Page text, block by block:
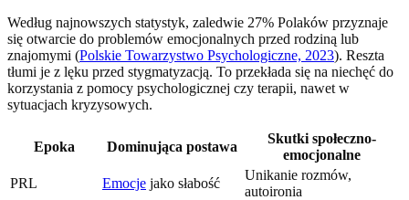
Według najnowszych statystyk, zaledwie 27% Polaków przyznaje
się otwarcie do problemów emocjonalnych przed rodziną lub
znajomymi (Polskie Towarzystwo Psychologiczne, 2023). Reszta
tłumi je z lęku przed stygmatyzacją. To przekłada się na niechęć do
korzystania z pomocy psychologicznej czy terapii, nawet w
sytuacjach kryzysowych.
Epoka Dominująca postawa
Skutki społeczno-
emocjonalne
PRL
Emocje jako słabość
Unikanie rozmów,
autoironia